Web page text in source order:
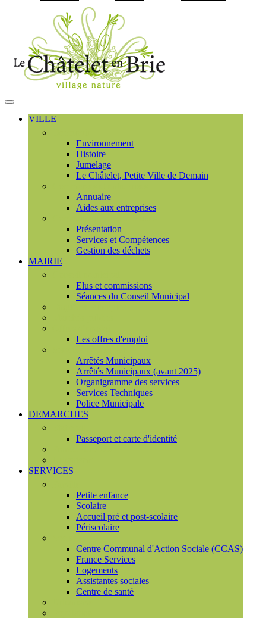
MENU
PRINCIPAL
VILLE
Environnement
Histoire
Jumelage
Le Châtelet, Petite Ville de Demain
Annuaire
Aides aux entreprises
Présentation
Services et Compétences
Gestion des déchets
MAIRIE
Elus et commissions
Séances du Conseil Municipal
Les offres d'emploi
Arrêtés Municipaux
Arrêtés Municipaux (avant 2025)
Organigramme des services
Services Techniques
Police Municipale
DEMARCHES
Passeport et carte d'identité
SERVICES
Petite enfance
Scolaire
Accueil pré et post-scolaire
Périscolaire
Centre Communal d'Action Sociale (CCAS)
France Services
Logements
Assistantes sociales
Centre de santé